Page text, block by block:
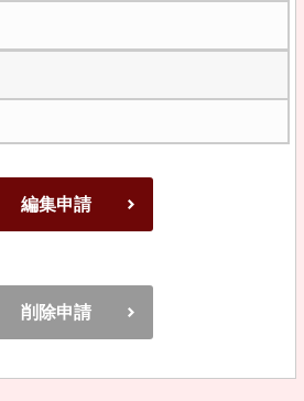
編集申請
削除申請